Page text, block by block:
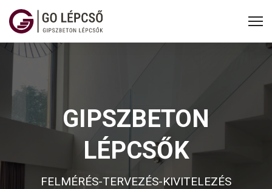
GIPSZBETON
LÉPCSŐK
FELMÉRÉS-TERVEZÉS-KIVITELEZÉS